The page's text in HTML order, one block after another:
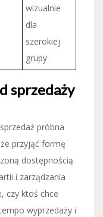
wizualnie
dla
szerokiej
grupy
sprzedaży
próbna
przyjąć formę
dostępnością.
i zarządzania
czy ktoś chce
wyprzedaży i